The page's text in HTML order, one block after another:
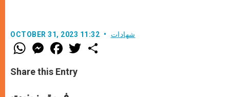
OCTOBER 31, 2023 11:32 شهادات
W
h
t
s
p
M
e
s
e
g
F
a
e
b
o
w
Share this Entry